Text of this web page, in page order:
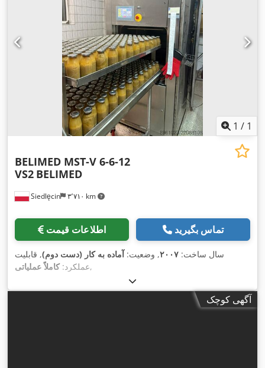
1 / 1
Siedlęcin ۳٬۷۱۰ km
BELIMED MST-V 6-6-12
VS2 BELIMED
اطلاعات قیمت تماس بگیرید
سال ساخت: ۲۰۰۷, وضعیت:آماده به کار (دست دوم), قابلیت
عملکرد:کاملاً عملیاتی ,
آگهی کوچک